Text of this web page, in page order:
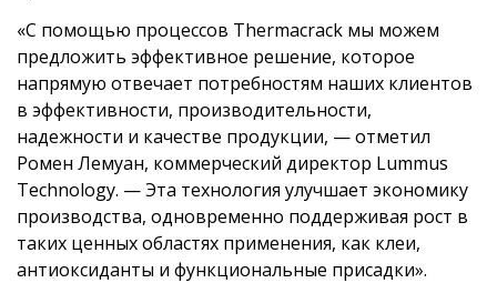
«С помощью процессов Thermacrack мы можем
предложить эффективное решение, которое
напрямую отвечает потребностям наших клиентов
в эффективности, производительности,
надежности и качестве продукции, — отметил
Ромен Лемуан, коммерческий директор Lummus
Technology. — Эта технология улучшает экономику
производства, одновременно поддерживая рост в
таких ценных областях применения, как клеи,
антиоксиданты и функциональные присадки».